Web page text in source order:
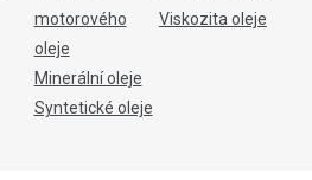
motorového
oleje
Minerální oleje
Syntetické oleje
Viskozita oleje